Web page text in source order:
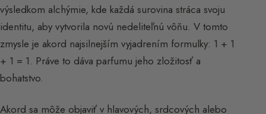
výsledkom alchýmie, kde každá surovina stráca svoju
identitu, aby vytvorila novú nedeliteľnú vôňu. V tomto
zmysle je akord najsilnejším vyjadrením formulky: 1 + 1
+ 1 = 1. Práve to dáva parfumu jeho zložitosť a
bohatstvo.
Akord sa môže objaviť v hlavových, srdcových alebo